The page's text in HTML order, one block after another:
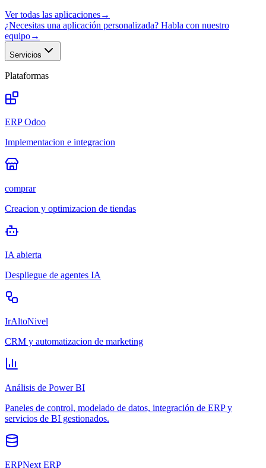
Ver todas las aplicaciones→
¿Necesitas una aplicación personalizada? Habla con nuestro
equipo→
Servicios
Plataformas
ERP Odoo
Implementacion e integracion
comprar
Creacion y optimizacion de tiendas
IA abierta
Despliegue de agentes IA
IrAltoNivel
CRM y automatizacion de marketing
Análisis de Power BI
Paneles de control, modelado de datos, integración de ERP y
servicios de BI gestionados.
ERPNext ERP